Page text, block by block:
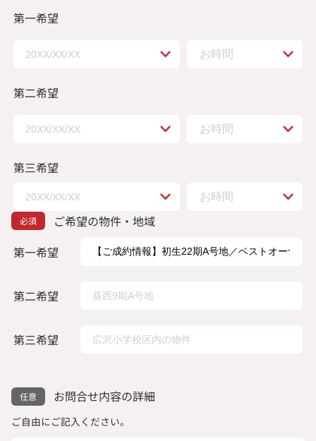
第一希望
第二希望
第三希望
ご希望の物件・地域
第一希望
第二希望
第三希望
お問合せ内容の詳細
ご自由にご記入ください。